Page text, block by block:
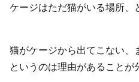
ケージはただ猫がいる場所、
猫がケージから出てこない、
というのは理由があることが